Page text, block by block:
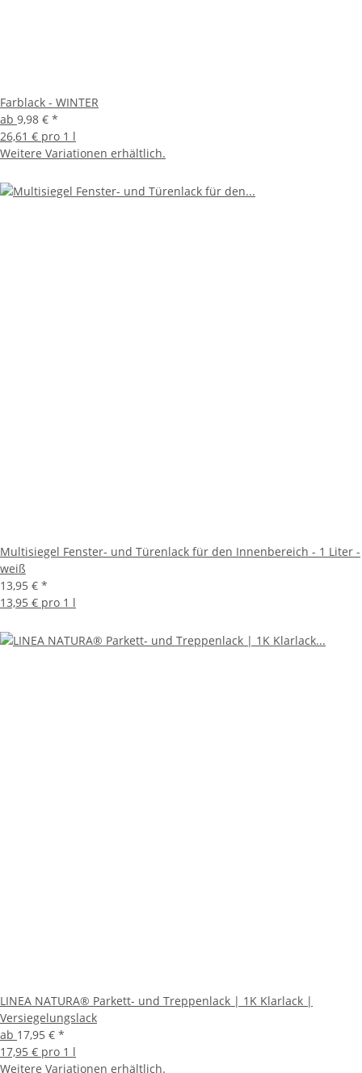
Farblack - WINTER
ab 9,98 € *
26,61 € pro 1 l
Weitere Variationen erhältlich.
Multisiegel Fenster- und Türenlack für den Innenbereich - 1 Liter -
weiß
13,95 € *
13,95 € pro 1 l
LINEA NATURA® Parkett- und Treppenlack | 1K Klarlack |
Versiegelungslack
ab 17,95 € *
17,95 € pro 1 l
Weitere Variationen erhältlich.